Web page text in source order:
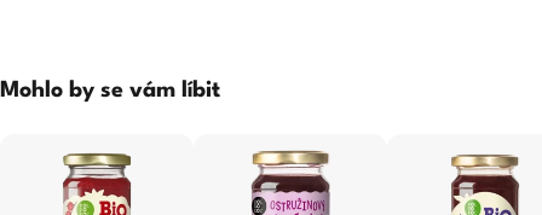
Mohlo by se vám líbit